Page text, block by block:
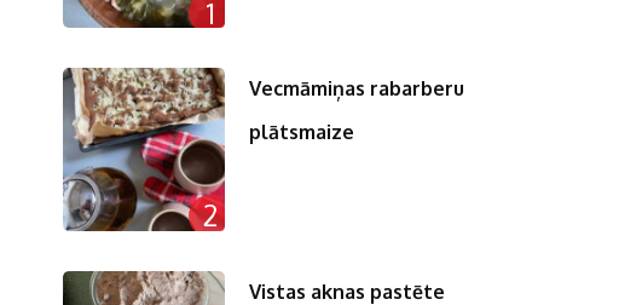
1
2
Vecmāmiņas rabarberu
plātsmaize
Vistas aknas pastēte